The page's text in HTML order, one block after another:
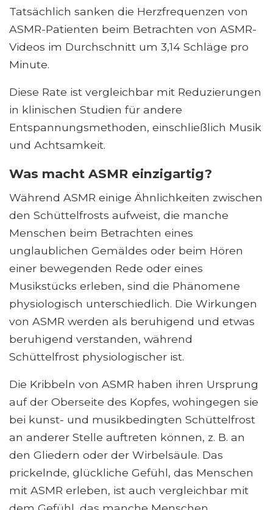
Tatsächlich sanken die Herzfrequenzen von
ASMR-Patienten beim Betrachten von ASMR-
Videos im Durchschnitt um 3,14 Schläge pro
Minute.
Diese Rate ist vergleichbar mit Reduzierungen
in klinischen Studien für andere
Entspannungsmethoden, einschließlich Musik
und Achtsamkeit.
Was macht ASMR einzigartig?
Während ASMR einige Ähnlichkeiten zwischen
den Schüttelfrosts aufweist, die manche
Menschen beim Betrachten eines
unglaublichen Gemäldes oder beim Hören
einer bewegenden Rede oder eines
Musikstücks erleben, sind die Phänomene
physiologisch unterschiedlich. Die Wirkungen
von ASMR werden als beruhigend und etwas
beruhigend verstanden, während
Schüttelfrost physiologischer ist.
Die Kribbeln von ASMR haben ihren Ursprung
auf der Oberseite des Kopfes, wohingegen sie
bei kunst- und musikbedingten Schüttelfrost
an anderer Stelle auftreten können, z. B. an
den Gliedern oder der Wirbelsäule. Das
prickelnde, glückliche Gefühl, das Menschen
mit ASMR erleben, ist auch vergleichbar mit